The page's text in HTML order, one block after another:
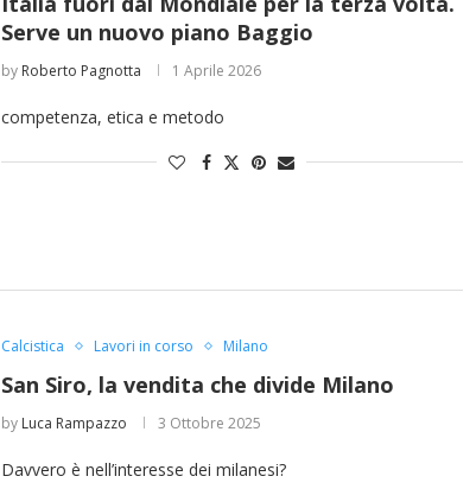
Serve un nuovo piano Baggio
by Roberto Pagnotta 1 Aprile 2026
competenza, etica e metodo
Calcistica Lavori in corso Milano
San Siro, la vendita che divide Milano
by Luca Rampazzo 3 Ottobre 2025
Davvero è nell’interesse dei milanesi?
Licata celebra il ruolo del suo
Nuova tanker in acciaio inox
Una barca entra nel Fiordo di
“Un’Ape tra le pagine”, prestito
“La Grazia” di Sorrentino
Licata celebra il ruolo del suo